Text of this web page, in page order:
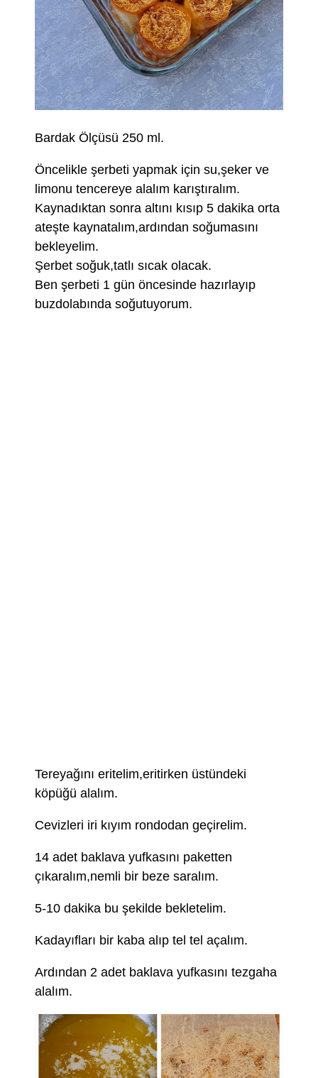
Bardak Ölçüsü 250 ml.
Öncelikle şerbeti yapmak için su,şeker ve
limonu tencereye alalım karıştıralım.
Kaynadıktan sonra altını kısıp 5 dakika orta
ateşte kaynatalım,ardından soğumasını
bekleyelim.
Şerbet soğuk,tatlı sıcak olacak.
Ben şerbeti 1 gün öncesinde hazırlayıp
buzdolabında soğutuyorum.
Tereyağını eritelim,eritirken üstündeki
köpüğü alalım.
Cevizleri iri kıyım rondodan geçirelim.
14 adet baklava yufkasını paketten
çıkaralım,nemli bir beze saralım.
5-10 dakika bu şekilde bekletelim.
Kadayıfları bir kaba alıp tel tel açalım.
Ardından 2 adet baklava yufkasını tezgaha
alalım.